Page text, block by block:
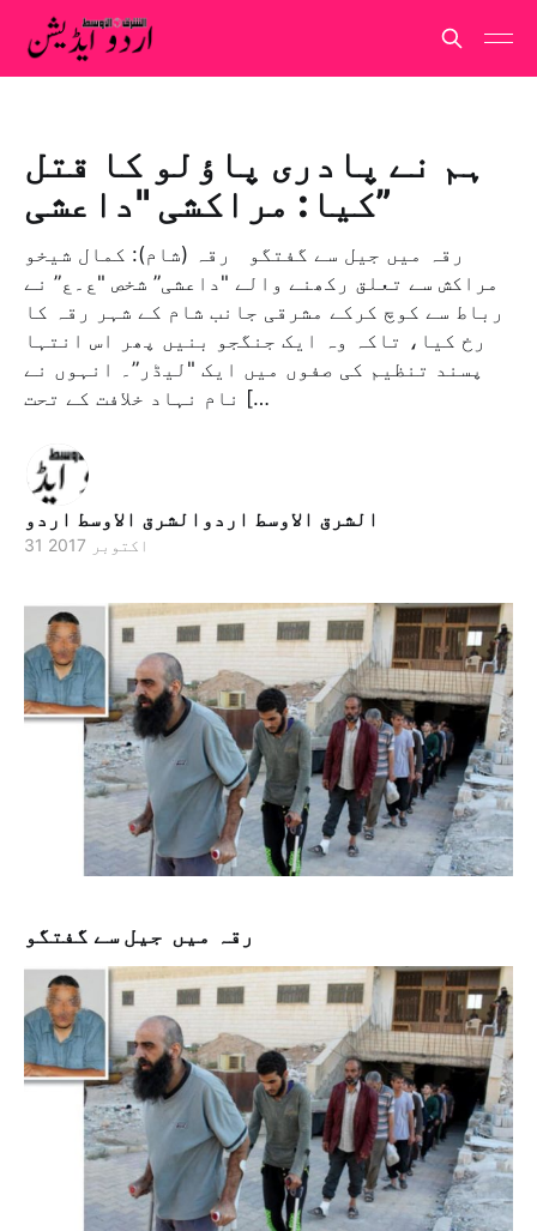
ہم نے پادری پاؤلو کا قتل
کیا: مراکشی "داعشی”
رقہ میں جیل سے گفتگو رقہ (شام): كمال شيخو
مراکش سے تعلق رکھنے والے "داعشی” شخص "ع۔ع” نے
رباط سے کوچ کرکے مشرقی جانب شام کے شہر رقہ کا
رخ کیا، تاکہ وہ ایک جنگجو بنیں پھر اس انتہا
پسند تنظیم کی صفوں میں ایک "لیڈر”۔ انہوں نے
نام نہاد خلافت کے تحت […
الشرق الاوسط اردوالشرق الاوسط اردو
31 اکتوبر 2017
رقہ میں جیل سے گفتگو